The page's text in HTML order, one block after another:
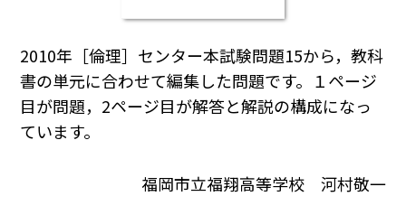
2010年［倫理］センター本試験問題15から，教科
書の単元に合わせて編集した問題です。１ページ
目が問題，2ページ目が解答と解説の構成になっ
ています。
福岡市立福翔高等学校 河村敬一